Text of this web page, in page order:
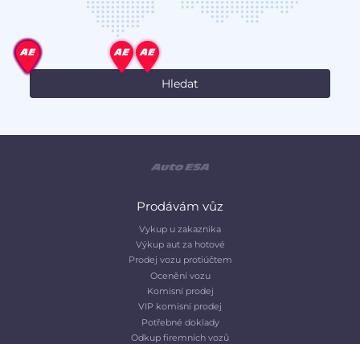
Prodávám vůz
Vykup u zakaznika
Výkup aut za hotové
Prodej vozu protiúčtem
Ocenění vozu
Komisní prodej
VIP komisní prodej
Potřebné doklady
Odkup firemních vozů